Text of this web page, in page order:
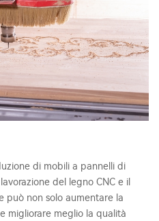
di mobili a pannelli di
del legno CNC e il
può non solo aumentare la
migliorare meglio la qualità